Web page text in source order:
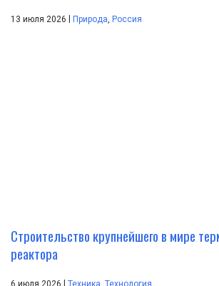
13 июля 2026 | Природа, Россия
Строительство крупнейшего в мире
реактора
6 июля 2026 | Техника Технология